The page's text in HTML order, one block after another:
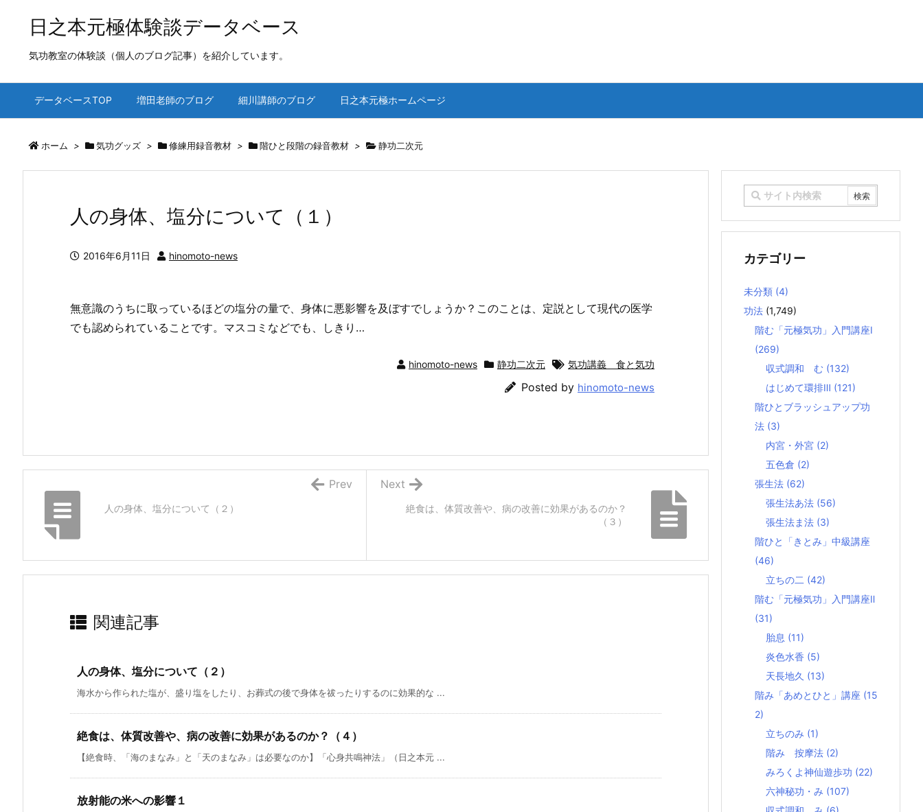
日之本元極体験談データベース
気功教室の体験談（個人のブログ記事）を紹介しています。
データベースTOP 増田老師のブログ 細川講師のブログ 日之本元極ホームページ
ホーム > 気功グッズ > 修練用録音教材 > 階ひと段階の録音教材 > 静功二次元
人の身体、塩分について（１）
2016年6月11日 hinomoto-news
無意識のうちに取っているほどの塩分の量で、身体に悪影響を及ぼすでしょうか？このことは、定説として現代の医学
でも認められていることです。マスコミなどでも、しきり…
hinomoto-news 静功二次元 気功講義 食と気功
Posted by hinomoto-news
絶食は、体質改善や、病の改善に効果があるのか？
（３）
Next
人の身体、塩分について（２）
Prev
関連記事
人の身体、塩分について（２）
海水から作られた塩が、盛り塩をしたり、お葬式の後で身体を祓ったりするのに効果的な ...
絶食は、体質改善や、病の改善に効果があるのか？（４）
【絶食時、「海のまなみ」と「天のまなみ」は必要なのか】「心身共鳴神法」（日之本元 ...
放射能の米への影響１
カテゴリー
未分類 (4)
功法 (1,749)
階む「元極気功」入門講座Ⅰ
(269)
収式調和 む (132)
はじめて環排Ⅲ (121)
階ひとブラッシュアップ功
法 (3)
内宮・外宮 (2)
五色倉 (2)
張生法 (62)
張生法あ法 (56)
張生法ま法 (3)
階ひと「きとみ」中級講座
(46)
立ちの二 (42)
階む「元極気功」入門講座Ⅱ
(31)
胎息 (11)
炎色水香 (5)
天長地久 (13)
階み「あめとひと」講座 (15
2)
立ちのみ (1)
階み 按摩法 (2)
みろくよ神仙遊歩功 (22)
六神秘功・み (107)